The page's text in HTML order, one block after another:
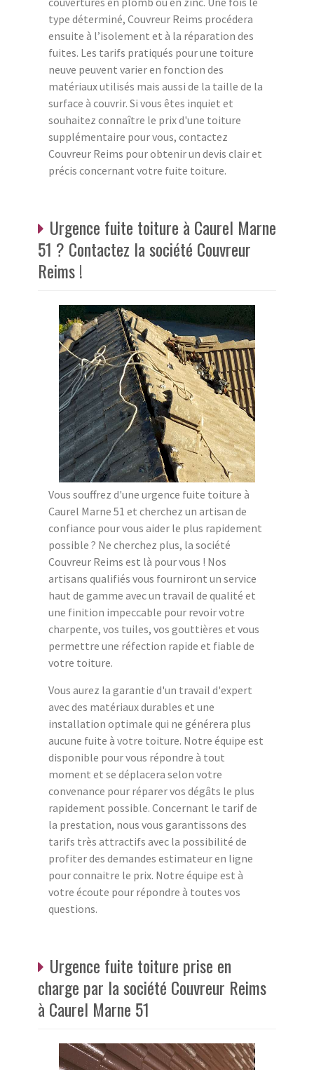
type déterminé, Couvreur Reims procédera
ensuite à l’isolement et à la réparation des
fuites. Les tarifs pratiqués pour une toiture
neuve peuvent varier en fonction des
matériaux utilisés mais aussi de la taille de la
surface à couvrir. Si vous êtes inquiet et
souhaitez connaître le prix d'une toiture
supplémentaire pour vous, contactez
Couvreur Reims pour obtenir un devis clair et
précis concernant votre fuite toiture.
Urgence fuite toiture à Caurel Marne
51 ? Contactez la société Couvreur
Reims !
Vous souffrez d'une urgence fuite toiture à
Caurel Marne 51 et cherchez un artisan de
confiance pour vous aider le plus rapidement
possible ? Ne cherchez plus, la société
Couvreur Reims est là pour vous ! Nos
artisans qualifiés vous fourniront un service
haut de gamme avec un travail de qualité et
une finition impeccable pour revoir votre
charpente, vos tuiles, vos gouttières et vous
permettre une réfection rapide et fiable de
votre toiture.
Vous aurez la garantie d'un travail d'expert
avec des matériaux durables et une
installation optimale qui ne générera plus
aucune fuite à votre toiture. Notre équipe est
disponible pour vous répondre à tout
moment et se déplacera selon votre
convenance pour réparer vos dégâts le plus
rapidement possible. Concernant le tarif de
la prestation, nous vous garantissons des
tarifs très attractifs avec la possibilité de
profiter des demandes estimateur en ligne
pour connaitre le prix. Notre équipe est à
votre écoute pour répondre à toutes vos
questions.
Urgence fuite toiture prise en
charge par la société Couvreur Reims
à Caurel Marne 51